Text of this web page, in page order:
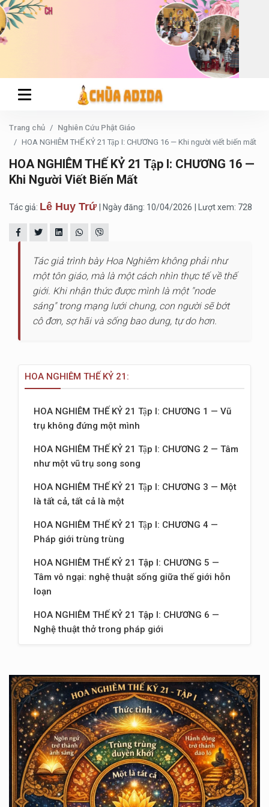
Trang chủ
Nghiên Cứu Phật Giáo
HOA NGHIÊM THẾ KỶ 21 Tập I: CHƯƠNG 16 — Khi người viết biến mất
HOA NGHIÊM THẾ KỶ 21 Tập I: CHƯƠNG 16 —
Khi Người Viết Biến Mất
Tác giả: Lê Huy Trứ | Ngày đăng: 10/04/2026 | Lượt xem: 728
Tác giả trình bày Hoa Nghiêm không phải như
một tôn giáo, mà là một cách nhìn thực tế về thế
giới. Khi nhận thức được mình là một "node
sáng" trong mạng lưới chung, con người sẽ bớt
cô đơn, sợ hãi và sống bao dung, tự do hơn.
HOA NGHIÊM THẾ KỶ 21:
HOA NGHIÊM THẾ KỶ 21 Tập I: CHƯƠNG 1 — Vũ
trụ không đứng một mình
HOA NGHIÊM THẾ KỶ 21 Tập I: CHƯƠNG 2 — Tâm
như một vũ trụ song song
HOA NGHIÊM THẾ KỶ 21 Tập I: CHƯƠNG 3 — Một
là tất cả, tất cả là một
HOA NGHIÊM THẾ KỶ 21 Tập I: CHƯƠNG 4 —
Pháp giới trùng trùng
HOA NGHIÊM THẾ KỶ 21 Tập I: CHƯƠNG 5 —
Tâm vô ngại: nghệ thuật sống giữa thế giới hỗn
loạn
HOA NGHIÊM THẾ KỶ 21 Tập I: CHƯƠNG 6 —
Nghệ thuật thở trong pháp giới
hạn
HOA NGHIÊM THẾ KỶ 21 Tập I: CHƯƠNG 8 —
Nghệ thuật nhìn bằng mắt pháp giới
HOA NGHIÊM THẾ KỶ 21 Tập I: CHƯƠNG 9 — Khi
ngôn ngữ trở thành ánh sáng
HOA NGHIÊM THẾ KỶ 21 Tập I: CHƯƠNG 10 —
Khi hành động trở thành đạo lộ